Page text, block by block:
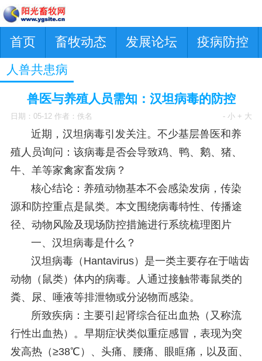
首页 畜牧动态 发展论坛 疫病防控
人兽共患病
兽医与养殖人员需知：汉坦病毒的防控
日期：05-12 作者：佚名 - 小 + 大
近期，汉坦病毒引发关注。不少基层兽医和养
殖人员询问：该病毒是否会导致鸡、鸭、鹅、猪、
牛、羊等家禽家畜发病？
核心结论：养殖动物基本不会感染发病，传染
源和防控重点是鼠类。本文围绕病毒特性、传播途
径、动物风险及现场防控措施进行系统梳理图片
一、汉坦病毒是什么？
汉坦病毒（Hantavirus）是一类主要存在于啮齿
动物（鼠类）体内的病毒。人通过接触带毒鼠类的
粪、尿、唾液等排泄物或分泌物而感染。
所致疾病：主要引起肾综合征出血热（又称流
行性出血热）。早期症状类似重症感冒，表现为突
发高热（≥38℃）、头痛、腰痛、眼眶痛，以及面、